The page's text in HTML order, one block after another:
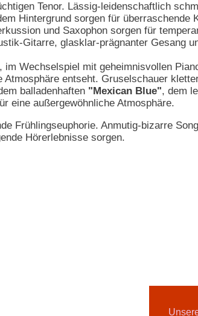
Tenor. Lässig-leidenschaftlich
Hintergrund sorgen für überraschende
und Saxophon sorgen für
Gitarre, glasklar-prägnanter Gesang
, im Wechselspiel mit geheimnisvollen
entseht. Gruselschauer
balladenhaften "Mexican Blue", dem
eine außergewöhnliche Atmosphäre.
Frühlingseuphorie. Anmutig-bizarre
Hörerlebnisse sorgen.